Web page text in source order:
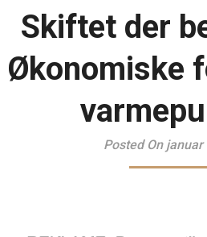
Skiftet der
Økonomiske
Posted On januar